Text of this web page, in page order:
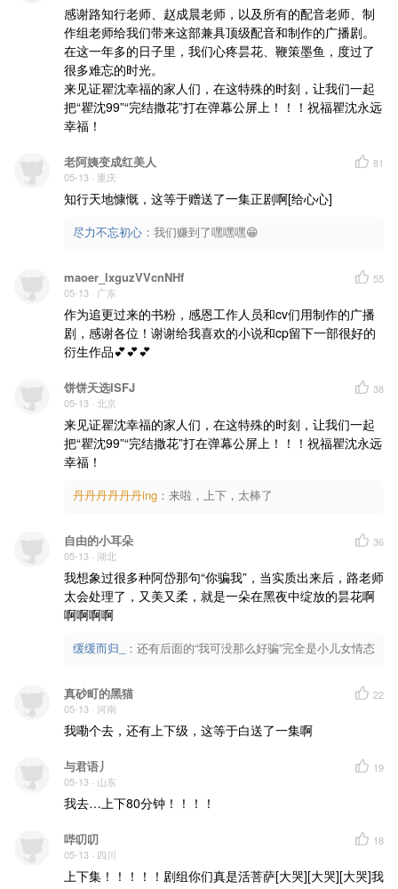
感谢路知行老师、赵成晨老师，以及所有的配音老师、制
作组老师给我们带来这部兼具顶级配音和制作的广播剧。
在这一年多的日子里，我们心疼昙花、鞭策墨鱼，度过了
很多难忘的时光。
来见证瞿沈幸福的家人们，在这特殊的时刻，让我们一起
把“瞿沈99”“完结撒花”打在弹幕公屏上！！！祝福瞿沈永远
幸福！
老阿姨变成红美人
05-13 · 重庆
81
知行天地慷慨，这等于赠送了一集正剧啊[给心心]
尽力不忘初心 ： 我们赚到了嘿嘿嘿😁
maoer_lxguzVVcnNHf
05-13 · 广东
55
作为追更过来的书粉，感恩工作人员和cv们用制作的广播
剧，感谢各位！谢谢给我喜欢的小说和cp留下一部很好的
衍生作品💕💕💕
饼饼天选ISFJ
05-13 · 北京
38
来见证瞿沈幸福的家人们，在这特殊的时刻，让我们一起
把“瞿沈99”“完结撒花”打在弹幕公屏上！！！祝福瞿沈永远
幸福！
丹丹丹丹丹丹ing ： 来啦，上下，太棒了
自由的小耳朵
05-13 · 湖北
36
我想象过很多种阿岱那句“你骗我”，当实质出来后，路老师
太会处理了，又美又柔，就是一朵在黑夜中绽放的昙花啊
啊啊啊啊
缓缓而归_ ： 还有后面的“我可没那么好骗”完全是小儿女情态
真砂町的黑猫
05-13 · 河南
22
我嘞个去，还有上下级，这等于白送了一集啊
与君语丿
05-13 · 山东
19
我去…上下80分钟！！！！
哔叨叨
05-13 · 四川
18
上下集！！！！！剧组你们真是活菩萨[大哭][大哭][大哭]我